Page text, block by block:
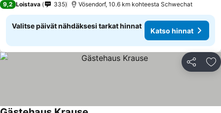
9,2 Loistava 335 Vösendorf, 10.6 km kohteesta Schwechat
Valitse päivät nähdäksesi tarkat hinnat
Katso hinnat
Jaa